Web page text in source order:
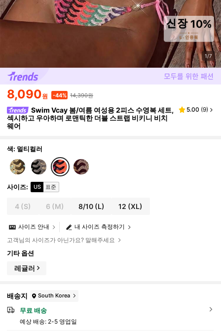
1/7
8,090원 -44% 14,390원
Swim Vcay 봄/여름 여성용 2피스 수영복 세트,
섹시하고 우아하며 로맨틱한 더블 스트랩 비키니 비치
웨어
5.00 (9)
색: 멀티컬러
사이즈: US 표준
4 (S) 6 (M) 8/10(L) 12 (XL)
내 사이즈 측정하기
사이즈 안내
고객님의 사이즈가 아닌가요? 말해주세요
기타 옵션
레귤러
배송지 South Korea
무료 배송
예상 배송: 2-5 영업일